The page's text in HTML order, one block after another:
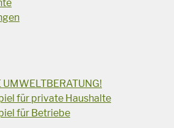
UMWELTBERATUNG!
für private Haushalte
für Betriebe